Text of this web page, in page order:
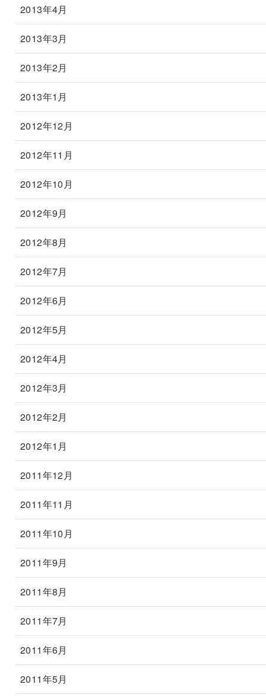
2013年4月
2013年3月
2013年2月
2013年1月
2012年12月
2012年11月
2012年10月
2012年9月
2012年8月
2012年7月
2012年6月
2012年5月
2012年4月
2012年3月
2012年2月
2012年1月
2011年12月
2011年11月
2011年10月
2011年9月
2011年8月
2011年7月
2011年6月
2011年5月